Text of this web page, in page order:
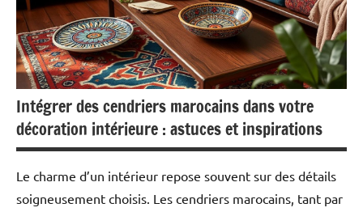
Intégrer des cendriers marocains dans votre
décoration intérieure : astuces et inspirations
Le charme d’un intérieur repose souvent sur des détails
soigneusement choisis. Les cendriers marocains, tant par